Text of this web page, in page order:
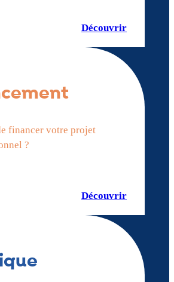
Découvrir
financer votre projet
?
Découvrir